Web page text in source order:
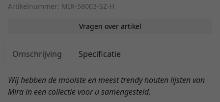
Artikelnummer: MIR-58003-SZ-H
Vragen over artikel
Omschrijving Specificatie
Wij hebben de mooiste en meest trendy houten lijsten van
Mira in een collectie voor u samengesteld.